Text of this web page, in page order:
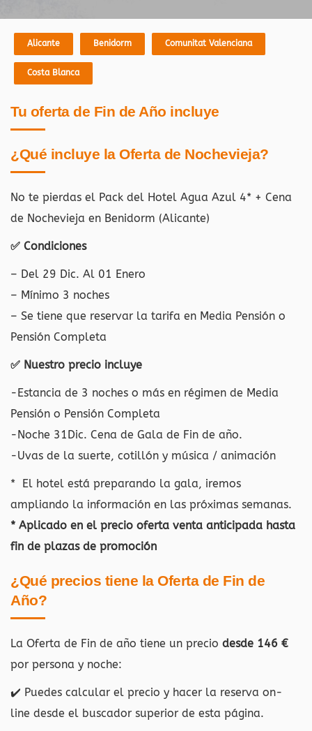
Alicante Benidorm Comunitat Valenciana
Costa Blanca
Tu oferta de Fin de Año incluye
¿Qué incluye la Oferta de Nochevieja?
No te pierdas el Pack del Hotel Agua Azul 4* + Cena
de Nochevieja en Benidorm (Alicante)
✅ Condiciones
– Del 29 Dic. Al 01 Enero
– Mínimo 3 noches
– Se tiene que reservar la tarifa en Media Pensión o
Pensión Completa
✅ Nuestro precio incluye
-Estancia de 3 noches o más en régimen de Media
Pensión o Pensión Completa
-Noche 31Dic. Cena de Gala de Fin de año.
-Uvas de la suerte, cotillón y música / animación
* El hotel está preparando la gala, iremos
ampliando la información en las próximas semanas.
* Aplicado en el precio oferta venta anticipada hasta
fin de plazas de promoción
¿Qué precios tiene la Oferta de Fin de
Año?
La Oferta de Fin de año tiene un precio desde 146 €
por persona y noche:
✔️ Puedes calcular el precio y hacer la reserva on-
line desde el buscador superior de esta página.